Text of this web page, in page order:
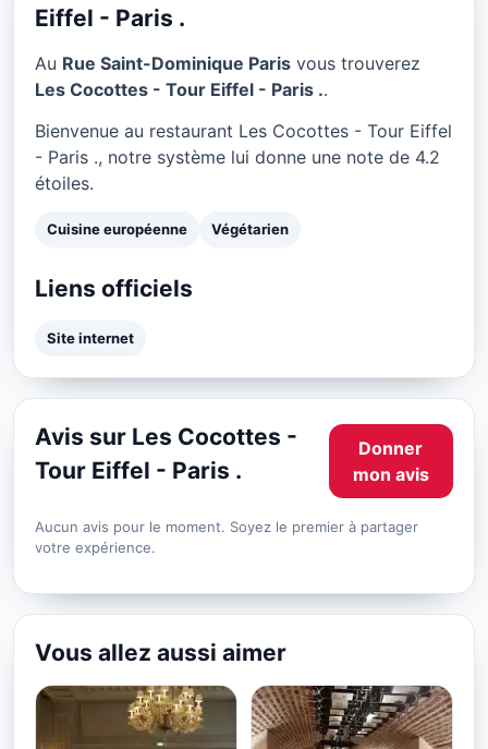
★ 4.2/5
Eiffel - Paris .
Au Rue Saint-Dominique Paris vous trouverez
Les Cocottes - Tour Eiffel - Paris ..
Bienvenue au restaurant Les Cocottes - Tour Eiffel
- Paris ., notre système lui donne une note de 4.2
étoiles.
Cuisine européenne Végétarien
Liens officiels
Site internet
Avis sur Les Cocottes -
Tour Eiffel - Paris .
Donner
mon avis
Aucun avis pour le moment. Soyez le premier à partager
votre expérience.
Vous allez aussi aimer